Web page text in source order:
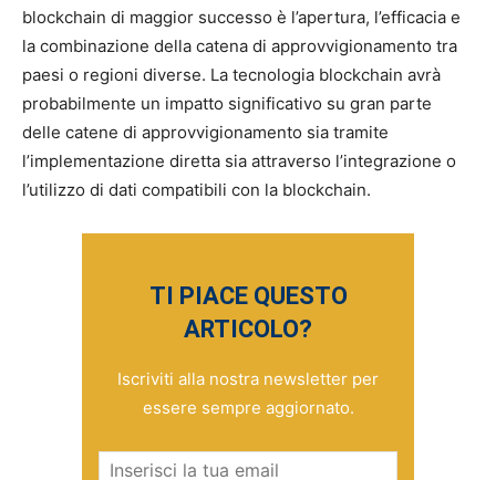
blockchain di maggior successo è l’apertura, l’efficacia e
la combinazione della catena di approvvigionamento tra
paesi o regioni diverse. La tecnologia blockchain avrà
probabilmente un impatto significativo su gran parte
delle catene di approvvigionamento sia tramite
l’implementazione diretta sia attraverso l’integrazione o
l’utilizzo di dati compatibili con la blockchain.
TI PIACE QUESTO
ARTICOLO?
Iscriviti alla nostra newsletter per
essere sempre aggiornato.